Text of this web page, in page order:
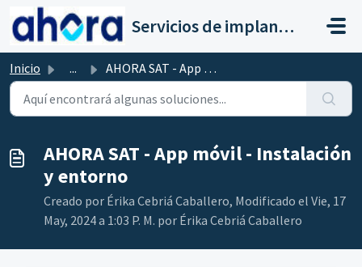
Saltar al contenido principal
Servicios de implantación a clientes de Ahora
Inicio ... AHORA SAT - App móvil - Instalación y entorno
AHORA SAT - App móvil - Instalación
y entorno
Creado por Érika Cebriá Caballero, Modificado el Vie, 17
May, 2024 a 1:03 P. M. por Érika Cebriá Caballero